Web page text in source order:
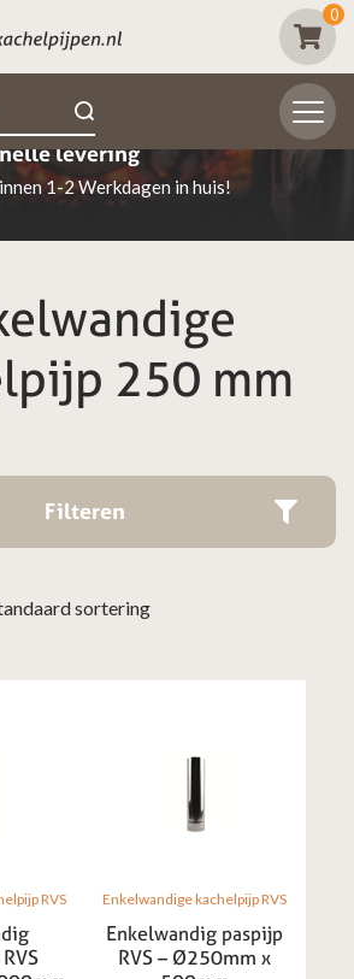
0
Beoordeeld
98% van de
250 mm
Filteren
RVS Enkelwandige kachelpijp RVS
Enkelwandig paspijp
RVS – Ø250mm x